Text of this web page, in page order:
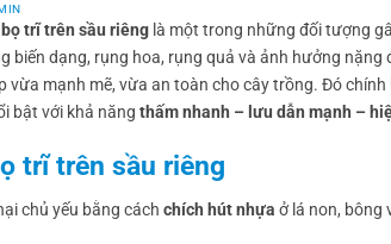
bọ trĩ trên sầu riêng là một trong những đối tượng
biến dạng, rụng hoa, rụng quả và ảnh hưởng
vừa mạnh mẽ, vừa an toàn cho cây trồng. Đó chính
bật với khả năng thấm nhanh – lưu dẫn mạnh –
trĩ trên sầu riêng
chủ yếu bằng cách chích hút nhựa ở lá non, bông